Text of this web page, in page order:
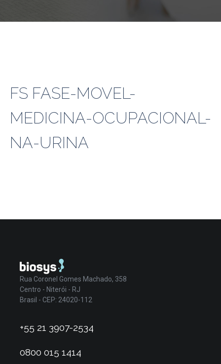
FS FASE-MOVEL-
MEDICINA-OCUPACIONAL-
NA-URINA
Rua Coronel Gomes Machado, 358
Centro - Niterói - RJ
Brasil - CEP: 24020-112
+55 21 3907-2534
0800 015 1414